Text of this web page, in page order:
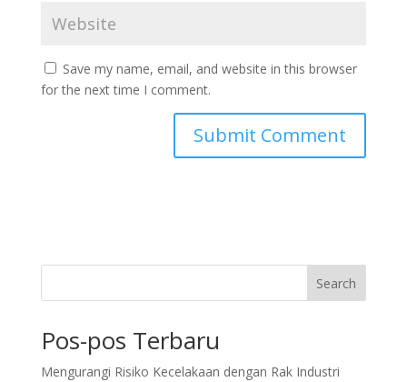
Save my name, email, and website in this browser
for the next time I comment.
Search
Pos-pos Terbaru
Mengurangi Risiko Kecelakaan dengan Rak Industri